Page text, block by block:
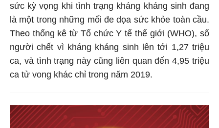
sức kỳ vọng khi tình trạng kháng kháng sinh đang
là một trong những mối đe dọa sức khỏe toàn cầu.
Theo thống kê từ Tổ chức Y tế thế giới (WHO), số
người chết vì kháng kháng sinh lên tới 1,27 triệu
ca, và tình trạng này cũng liên quan đến 4,95 triệu
ca tử vong khác chỉ trong năm 2019.